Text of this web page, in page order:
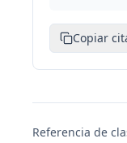
Copiar
Referencia de